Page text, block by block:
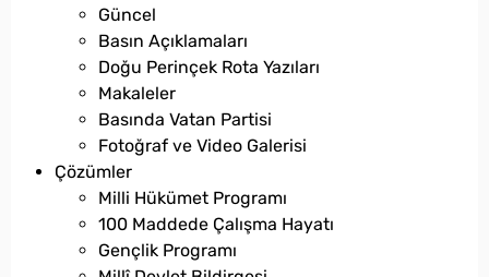
Güncel
Basın Açıklamaları
Doğu Perinçek Rota Yazıları
Makaleler
Basında Vatan Partisi
Fotoğraf ve Video Galerisi
Çözümler
Milli Hükümet Programı
100 Maddede Çalışma Hayatı
Gençlik Programı